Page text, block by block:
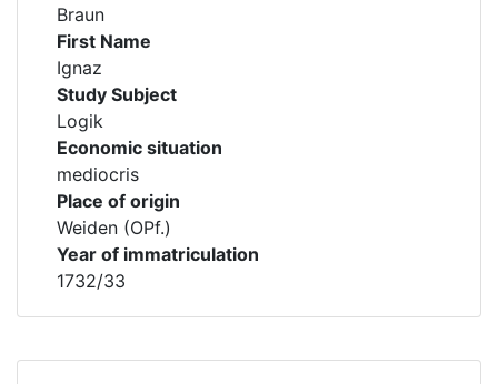
Braun
First Name
Ignaz
Study Subject
Logik
Economic situation
mediocris
Place of origin
Weiden (OPf.)
Year of immatriculation
1732/33